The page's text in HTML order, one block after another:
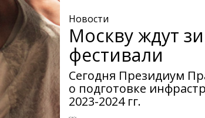
Новости
Москву ждут
фестивали
Сегодня Президиум
о подготовке
2023-2024 гг.